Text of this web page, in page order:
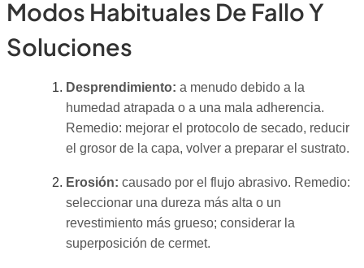
Modos Habituales De Fallo Y
Soluciones
Desprendimiento: a menudo debido a la
humedad atrapada o a una mala adherencia.
Remedio: mejorar el protocolo de secado, reducir
el grosor de la capa, volver a preparar el sustrato.
Erosión: causado por el flujo abrasivo. Remedio:
seleccionar una dureza más alta o un
revestimiento más grueso; considerar la
superposición de cermet.